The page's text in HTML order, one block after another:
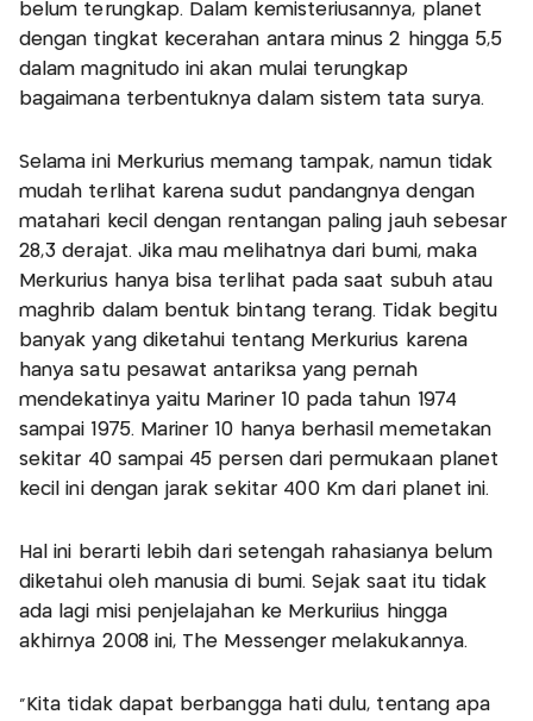
belum terungkap. Dalam kemisteriusannya, planet
dengan tingkat kecerahan antara minus 2 hingga 5,5
dalam magnitudo ini akan mulai terungkap
bagaimana terbentuknya dalam sistem tata surya.
Selama ini Merkurius memang tampak, namun tidak
mudah terlihat karena sudut pandangnya dengan
matahari kecil dengan rentangan paling jauh sebesar
28,3 derajat. Jika mau melihatnya dari bumi, maka
Merkurius hanya bisa terlihat pada saat subuh atau
maghrib dalam bentuk bintang terang. Tidak begitu
banyak yang diketahui tentang Merkurius karena
hanya satu pesawat antariksa yang pernah
mendekatinya yaitu Mariner 10 pada tahun 1974
sampai 1975. Mariner 10 hanya berhasil memetakan
sekitar 40 sampai 45 persen dari permukaan planet
kecil ini dengan jarak sekitar 400 Km dari planet ini.
Hal ini berarti lebih dari setengah rahasianya belum
diketahui oleh manusia di bumi. Sejak saat itu tidak
ada lagi misi penjelajahan ke Merkuriius hingga
akhirnya 2008 ini, The Messenger melakukannya.
"Kita tidak dapat berbangga hati dulu, tentang apa